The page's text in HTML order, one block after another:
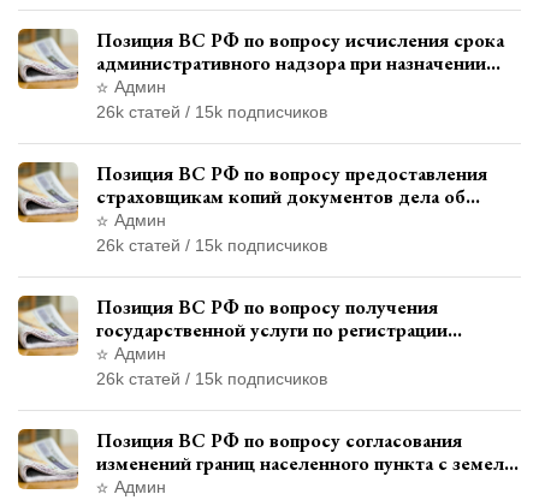
Позиция ВС РФ по вопросу исчисления срока
административного надзора при назначении
дополнительного наказания, отличного от
ограничения свободы
Админ
26k статей / 15k подписчиков
Позиция ВС РФ по вопросу предоставления
страховщикам копий документов дела об
административном правонарушении для
автотехнической экспертизы
Админ
26k статей / 15k подписчиков
Позиция ВС РФ по вопросу получения
государственной услуги по регистрации
транспортного средства через представителя
Админ
26k статей / 15k подписчиков
Позиция ВС РФ по вопросу согласования
изменений границ населенного пункта с земель
лесного фонда
Админ